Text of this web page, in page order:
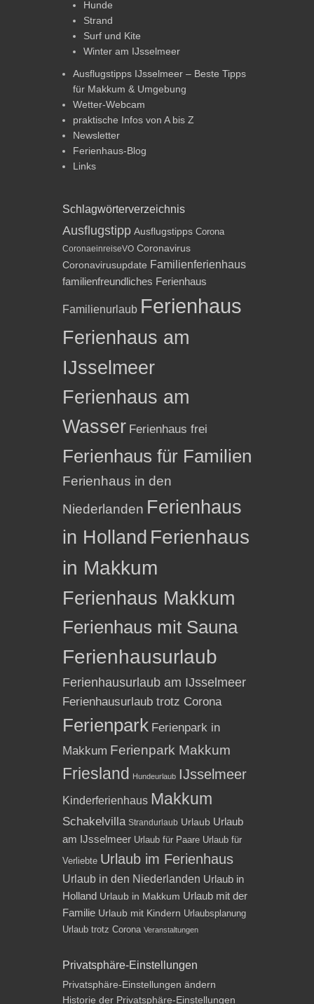
Hunde
Strand
Surf und Kite
Winter am IJsselmeer
Ausflugstipps IJsselmeer – Beste Tipps
für Makkum & Umgebung
Wetter-Webcam
praktische Infos von A bis Z
Newsletter
Ferienhaus-Blog
Links
Schlagwörterverzeichnis
Ausflugstipp Ausflugstipps Corona
CoronaeinreiseVO Coronavirus
Coronavirusupdate Familienferienhaus
familienfreundliches Ferienhaus
Familienurlaub Ferienhaus
Ferienhaus am
IJsselmeer
Ferienhaus am
Wasser Ferienhaus frei
Ferienhaus für Familien
Ferienhaus in den
Niederlanden Ferienhaus
in Holland Ferienhaus
in Makkum
Ferienhaus Makkum
Ferienhaus mit Sauna
Ferienhausurlaub
Ferienhausurlaub am IJsselmeer
Ferienhausurlaub trotz Corona
Ferienpark Ferienpark in
Makkum Ferienpark Makkum
Friesland Hundeurlaub IJsselmeer
Kinderferienhaus Makkum
Schakelvilla Strandurlaub Urlaub Urlaub
am IJsselmeer Urlaub für Paare Urlaub für
Verliebte Urlaub im Ferienhaus
Urlaub in den Niederlanden Urlaub in
Holland Urlaub in Makkum Urlaub mit der
Familie Urlaub mit Kindern Urlaubsplanung
Urlaub trotz Corona Veranstaltungen
Privatsphäre-Einstellungen
Privatsphäre-Einstellungen ändern
Historie der Privatsphäre-Einstellungen